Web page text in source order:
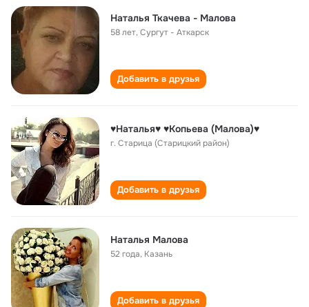
Наталья Ткачева - Малова
58 лет,Сургут - Аткарск
Добавить в друзья
♥Наталья♥ ♥Копьева (Малова)♥
г. Старица (Старицкий район)
Добавить в друзья
Наталья Малова
52 года, Казань
Добавить в друзья